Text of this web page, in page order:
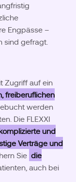
Engpässe –
sind gefragt.
Zugriff auf ein
freiberuflichen
werden
Die FLEXXI
und
Verträge und
Sie die
auch bei